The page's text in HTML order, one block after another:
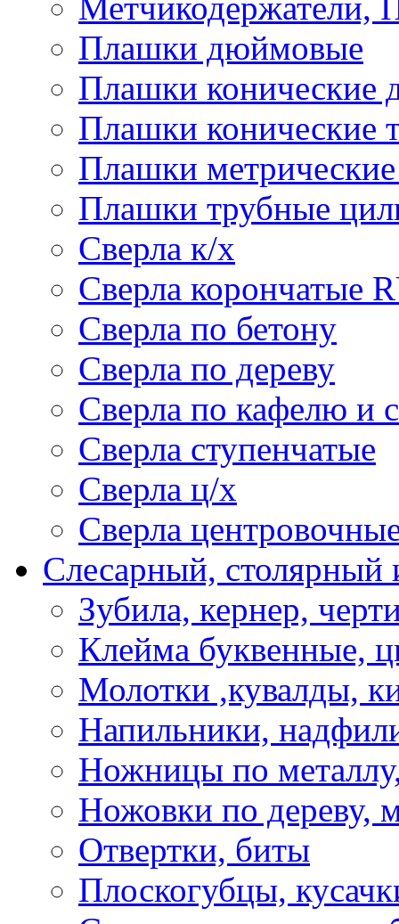
Плашки дюймовые
Плашки
Плашки конические
Плашки
Плашки трубные
Сверла к/х
Сверла корончатые
Сверла по бетону
Сверла по дереву
Сверла по кафелю и
Сверла ступенчатые
Сверла ц/х
Сверла
Слесарный, столярный
Зубила, кернер,
Клейма буквенные,
Молотки ,кувалды,
Напильники,
Ножницы по
Ножовки по дереву,
Отвертки, биты
Плоскогубцы,